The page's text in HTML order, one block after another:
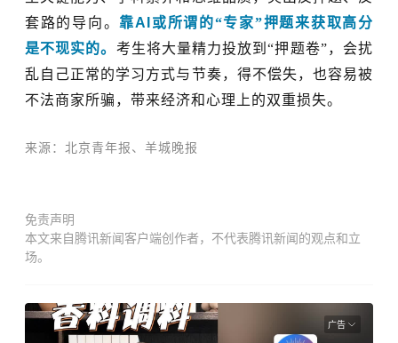
套路的导向。靠AI 或所谓的“专家”押题来获取高分
是不现实的。 考生将大量精力投放到“押题卷”，会扰
乱自己正常的学习方式与节奏，得不偿失，也容易被
不法商家所骗，带来经济和心理上的双重损失。
来源：北京青年报、羊城晚报
免责声明
本文来自腾讯新闻客户端创作者，不代表腾讯新闻的观点和立
场。
广告